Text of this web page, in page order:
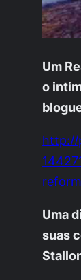
Um
o
http://
Uma
suas